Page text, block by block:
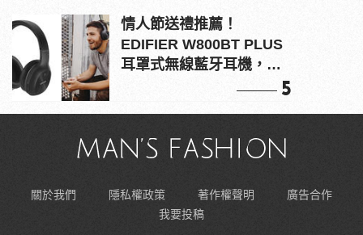
情人節送禮推薦！
EDIFIER W800BT PLUS
耳罩式無線藍牙耳機，在
5
關於我們 隱私權政策 著作權聲明
廣告合作
我要投稿